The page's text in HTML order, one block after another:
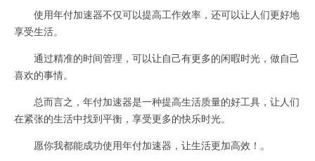
使用年付加速器不仅可以提高工作效率，还可以让人们更好地
享受生活。
通过精准的时间管理，可以让自己有更多的闲暇时光，做自己
喜欢的事情。
总而言之，年付加速器是一种提高生活质量的好工具，让人们
在紧张的生活中找到平衡，享受更多的快乐时光。
愿你我都能成功使用年付加速器，让生活更加高效！。